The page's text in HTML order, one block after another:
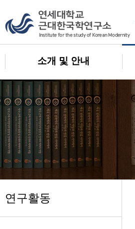
소개 및 안내
연구활동